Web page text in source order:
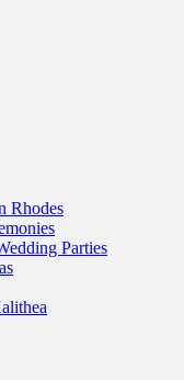
Rhodes
Parties